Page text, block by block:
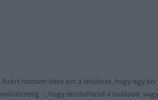
hoztam létre ezt a felületet, hogy egy
–, hogy tesztelhesd a tudásod,